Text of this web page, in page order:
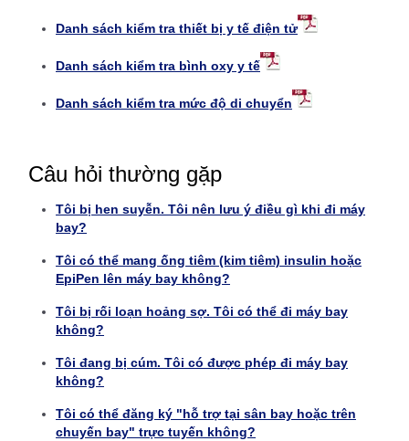
Danh sách kiểm tra thiết bị y tế điện tử
Danh sách kiểm tra bình oxy y tế
Danh sách kiểm tra mức độ di chuyển
Câu hỏi thường gặp
Tôi bị hen suyễn. Tôi nên lưu ý điều gì khi đi máy
bay?
Tôi có thể mang ống tiêm (kim tiêm) insulin hoặc
EpiPen lên máy bay không?
Tôi bị rối loạn hoảng sợ. Tôi có thể đi máy bay
không?
Tôi đang bị cúm. Tôi có được phép đi máy bay
không?
Tôi có thể đăng ký "hỗ trợ tại sân bay hoặc trên
chuyến bay" trực tuyến không?